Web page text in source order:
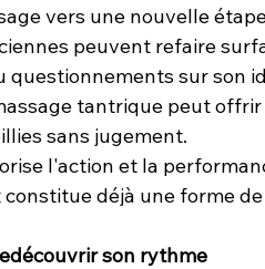
vers une nouvelle
peuvent refaire
questionnements sur son
tantrique peut
sans jugement.
l'action et la
déjà une forme de
son rythme